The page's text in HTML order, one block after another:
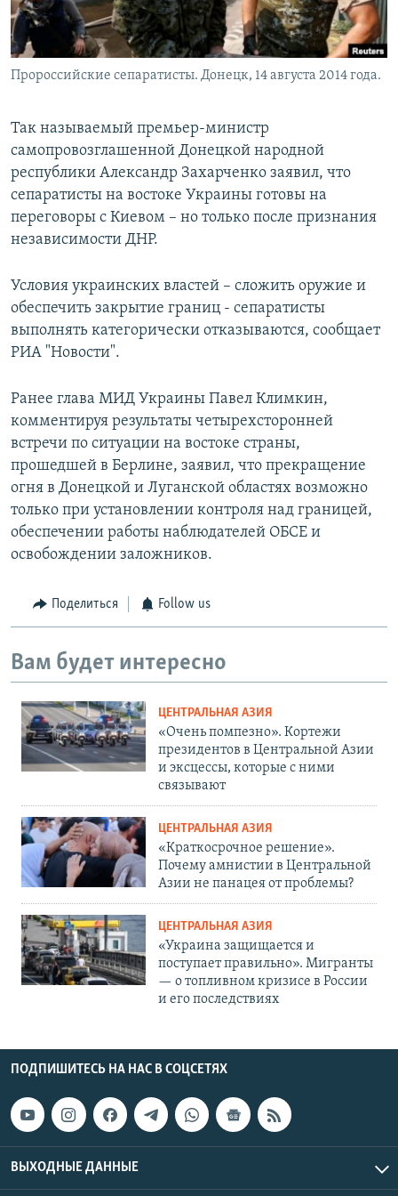
Пророссийские сепаратисты. Донецк, 14 августа 2014 года.
Так называемый премьер-министр
самопровозглашенной Донецкой народной
республики Александр Захарченко заявил, что
сепаратисты на востоке Украины готовы на
переговоры с Киевом – но только после признания
независимости ДНР.
Условия украинских властей – сложить оружие и
обеспечить закрытие границ - сепаратисты
выполнять категорически отказываются, сообщает
РИА "Новости".
Ранее глава МИД Украины Павел Климкин,
комментируя результаты четырехсторонней
встречи по ситуации на востоке страны,
прошедшей в Берлине, заявил, что прекращение
огня в Донецкой и Луганской областях возможно
только при установлении контроля над границей,
обеспечении работы наблюдателей ОБСЕ и
освобождении заложников.
Поделиться Follow us
Вам будет интересно
ЦЕНТРАЛЬНАЯ АЗИЯ
«Очень помпезно». Кортежи
президентов в Центральной Азии
и эксцессы, которые с ними
связывают
ЦЕНТРАЛЬНАЯ АЗИЯ
«Краткосрочное решение».
Почему амнистии в Центральной
Азии не панацея от проблемы?
ЦЕНТРАЛЬНАЯ АЗИЯ
«Украина защищается и
поступает правильно». Мигранты
— о топливном кризисе в России
и его последствиях
ПОДПИШИТЕСЬ НА НАС В СОЦСЕТЯХ
ВЫХОДНЫЕ ДАННЫЕ